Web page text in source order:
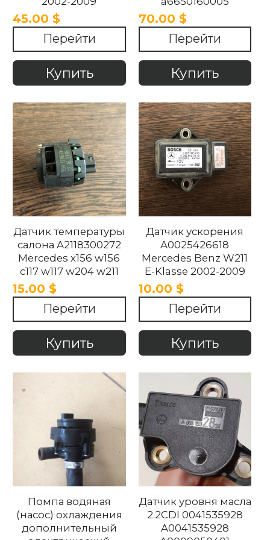
45.00 $
Перейти
Купить
Mercedes W210 W211
2.7 CDI 1995-2009
70.00 $
Перейти
Купить
Датчик температуры
салона A2118300272
Mercedes x156 w156
c117 w117 w204 w211
w212 2007-2016
15.00 $
Перейти
Купить
Датчик ускорения
A0025426618
Mercedes Benz W211
E-Klasse 2002-2009
10.00 $
Перейти
Купить
Помпа водяная
(насос) охлаждения
дополнительный
Датчик уровня масла
2.2CDI 0041535928
A0041535928